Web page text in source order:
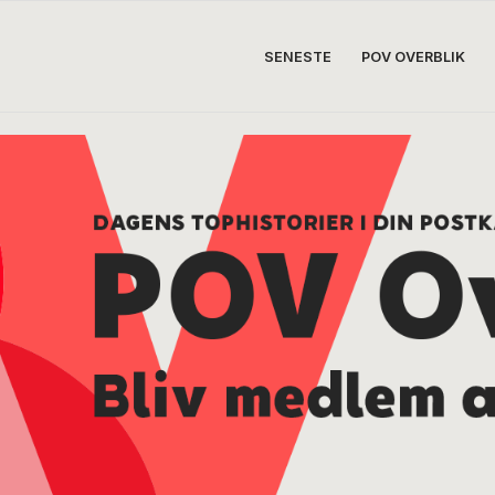
SENESTE POV OVERBLIK